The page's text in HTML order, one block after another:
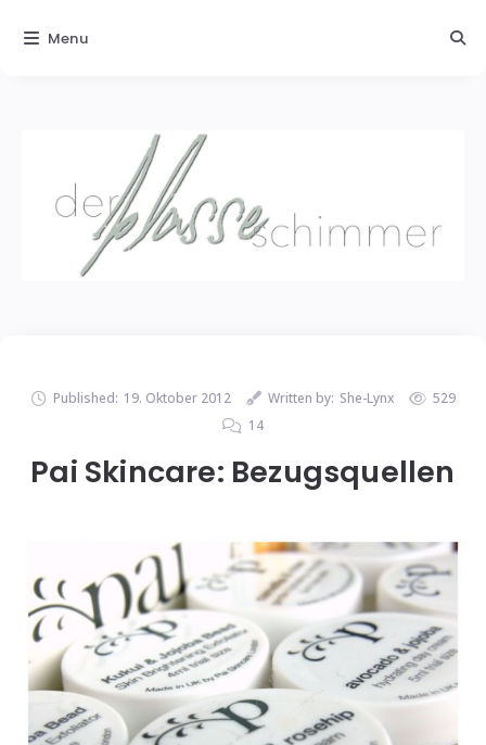
Published: 19. Oktober 2012 Written by: She-Lynx
529
14
Pai Skincare: Bezugsquellen
Menu